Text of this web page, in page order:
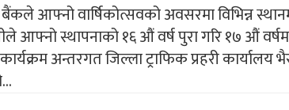
आफ्नो वार्षिकोत्सवको अवसरमा विभिन्न
आफ्नो स्थापनाको १६ औं वर्ष पुरा गरि १७ औं
अन्तरगत जिल्ला ट्राफिक प्रहरी कार्यालय